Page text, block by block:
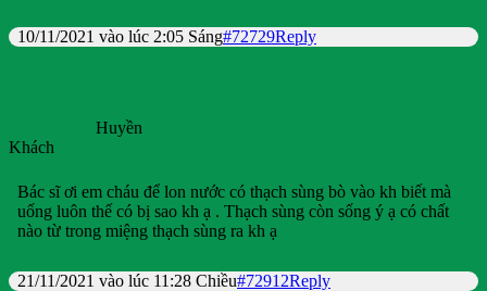
10/11/2021 vào lúc 2:05 Sáng#72729Reply
Huyền
Khách
Bác sĩ ơi em cháu để lon nước có thạch sùng bò vào kh biết mà
uống luôn thế có bị sao kh ạ . Thạch sùng còn sống ý ạ có chất
nào từ trong miệng thạch sùng ra kh ạ
21/11/2021 vào lúc 11:28 Chiều#72912Reply